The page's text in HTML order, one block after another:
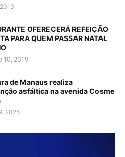
OFERECERÁ REFEIÇÃO
PARA QUEM PASSAR NATAL
10, 2019
de Manaus realiza
asfáltica na avenida Cosme
2025